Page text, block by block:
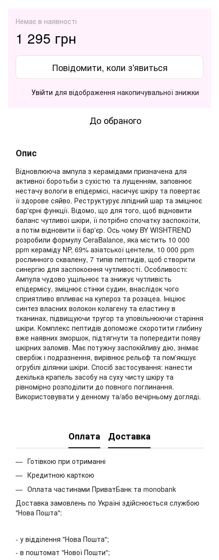
Немає в наявності
1 295 грн
Повідомити, коли з'явиться
Увійти для відображення накопичувальної знижки
До обраного
Опис
Відновлююча ампула з керамідами призначена для
активної боротьби з сухістю та лущенням, заповнює
нестачу вологи в епідермісі, насичує шкіру та повертає
її здорове сяйво. Реструктурує ліпідний шар та зміцнює
бар'єрні функції. Відомо, що для того, щоб відновити
баланс чутливої шкіри, її потрібно спочатку заспокоїти,
а потім відновити її бар'єр. Ось чому BY WISHTREND
розробили формулу CeraBalance, яка містить 10 000
ppm кераміду NP, 69% азіатської центели, 10 000 ppm
рослинного сквалену, 7 типів пептидів, щоб створити
синергію для заспокоєння чутливості. Особливості:
Ампула чудово ущільнює та знижує чутливість
епідермісу, зміцнює стінки судин, внаслідок чого
сприятливо впливає на купероз та розацеа. Ініціює
синтез власних волокон колагену та еластину в
тканинах, підвищуючи тругор та уповільнюючи старіння
шкіри. Комплекс пептидів допоможе скоротити глибину
вже наявних зморшок, підтягнути та попередити появу
шкірних заломів. Має потужну заспокійливу дію, знімає
свербіж і подразнення, вирівнює рельєф та пом'якшує
огрубілі ділянки шкіри. Спосіб застосування: нанести
декілька крапель засобу на суху чисту шкіру та
рівномірно розподілити до повного поглинання.
Використовувати у денному та/або вечірньому догляді.
Оплата Доставка
Готівкою при отриманні
Кредитною карткою
Оплата частинами ПриватБанк та monobank
Доставка замовлень по Україні здійснюється службою
"Нова Пошта":
- у відділення "Нова Пошта";
- в поштомат "Нової Пошти";